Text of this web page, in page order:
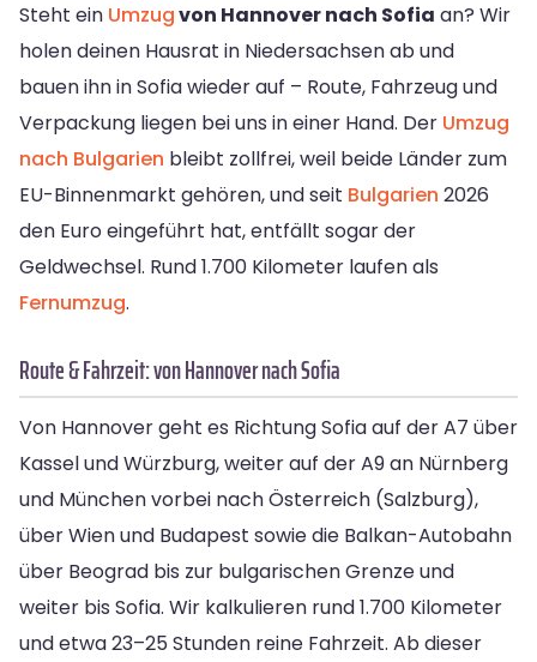
Steht ein Umzugvon Hannover nach Sofia an? Wir
holen deinen Hausrat in Niedersachsen ab und
bauen ihn in Sofia wieder auf – Route, Fahrzeug und
Verpackung liegen bei uns in einer Hand. Der Umzug
nach Bulgarien bleibt zollfrei, weil beide Länder zum
EU-Binnenmarkt gehören, und seit Bulgarien 2026
den Euro eingeführt hat, entfällt sogar der
Geldwechsel. Rund 1.700 Kilometer laufen als
Fernumzug.
Route & Fahrzeit: von Hannover nach Sofia
Von Hannover geht es Richtung Sofia auf der A7 über
Kassel und Würzburg, weiter auf der A9 an Nürnberg
und München vorbei nach Österreich (Salzburg),
über Wien und Budapest sowie die Balkan-Autobahn
über Beograd bis zur bulgarischen Grenze und
weiter bis Sofia. Wir kalkulieren rund 1.700 Kilometer
und etwa 23–25 Stunden reine Fahrzeit. Ab dieser